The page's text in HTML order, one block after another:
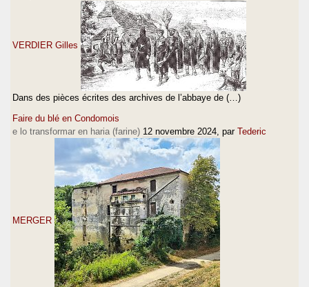
VERDIER Gilles
Dans des pièces écrites des archives de l’abbaye de (…)
Faire du blé en Condomois
e lo transformar en haria (farine) 12 novembre 2024 , par Tederic
MERGER